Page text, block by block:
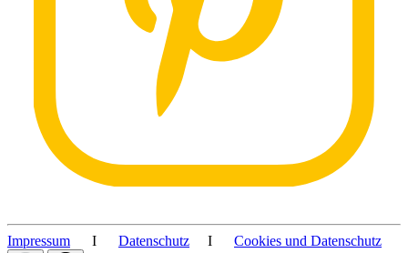
Impressum I Datenschutz I Cookies und Datenschutz